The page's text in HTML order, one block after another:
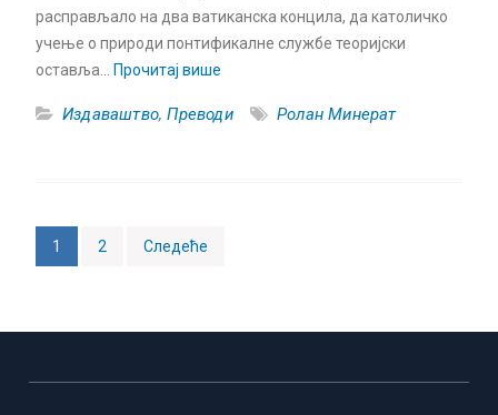
расправљало на два ватиканска концила, да католичко
учење о природи понтификалне службе теоријски
оставља…
Прочитај више
Издаваштво,Преводи Ролан Минерат
Пагинација
1 2 Следеће